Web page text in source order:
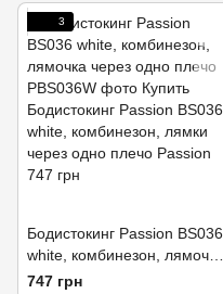
3
Бодистокинг Passion BS036
white, комбинезон, лямочка
через одно плечо
747 грн